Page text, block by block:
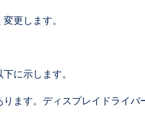
更します。
に示します。
ます。ディスプレイドライバ